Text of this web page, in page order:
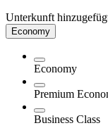
Unterkunft
Economy
Economy
Premium
Business Class